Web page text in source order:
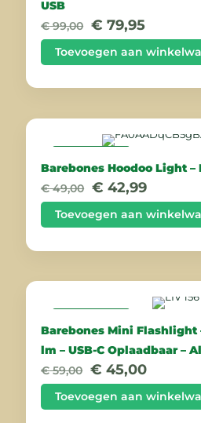
USB
€99,00 Oorspronkelijke
prijs
was:
€ 99,00.
€ 79,95Huidige
prijs
is:
€ 79,95.
Toevoegen aan
Barebones Hoodoo Light –
€49,00 Oorspronkelijke
prijs
was:
€ 49,00.
€ 42,99Huidige
prijs
is:
€
Toevoegen aan
Barebones Mini Flashlight
lm – USB-C Oplaadbaar –
€59,00 Oorspronkelijke
prijs
was:
€ 59,00.
€ 45,00Huidige
prijs
is:
€
Toevoegen aan